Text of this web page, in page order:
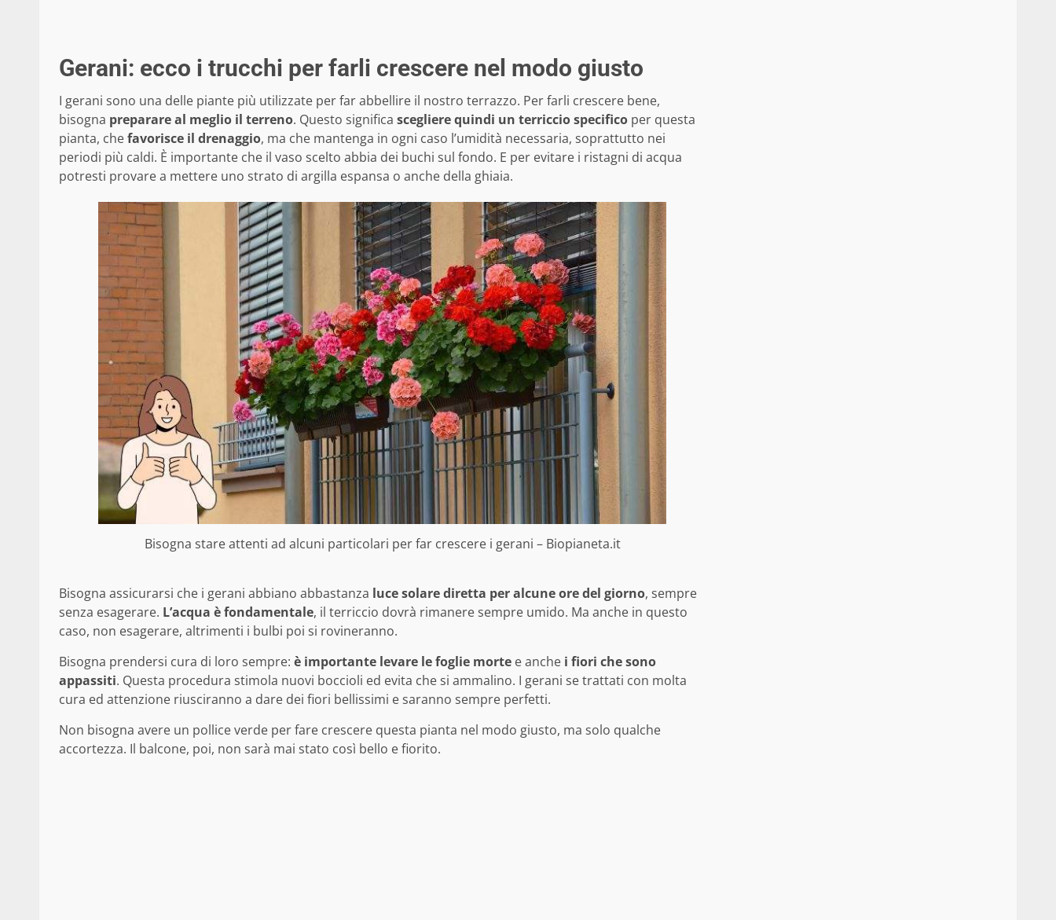
Gerani: ecco i trucchi per farli crescere nel modo giusto
I gerani sono una delle piante più utilizzate per far abbellire il nostro terrazzo. Per farli crescere bene,
bisogna preparare al meglio il terreno. Questo significa scegliere quindi un terriccio specifico per questa
pianta, chefavorisce il drenaggio, ma che mantenga in ogni caso l’umidità necessaria, soprattutto nei
periodi più caldi. È importante che il vaso scelto abbia dei buchi sul fondo. E per evitare i ristagni di acqua
potresti provare a mettere uno strato di argilla espansa o anche della ghiaia.
Bisogna stare attenti ad alcuni particolari per far crescere i gerani – Biopianeta.it
Bisogna assicurarsi che i gerani abbiano abbastanza luce solare diretta per alcune ore del giorno, sempre
senza esagerare. L’acqua è fondamentale, il terriccio dovrà rimanere sempre umido. Ma anche in questo
caso, non esagerare, altrimenti i bulbi poi si rovineranno.
Bisogna prendersi cura di loro sempre: è importante levare le foglie morte e anche i fiori che sono
appassiti. Questa procedura stimola nuovi boccioli ed evita che si ammalino. I gerani se trattati con molta
cura ed attenzione riusciranno a dare dei fiori bellissimi e saranno sempre perfetti.
Non bisogna avere un pollice verde per fare crescere questa pianta nel modo giusto, ma solo qualche
accortezza. Il balcone, poi, non sarà mai stato così bello e fiorito.